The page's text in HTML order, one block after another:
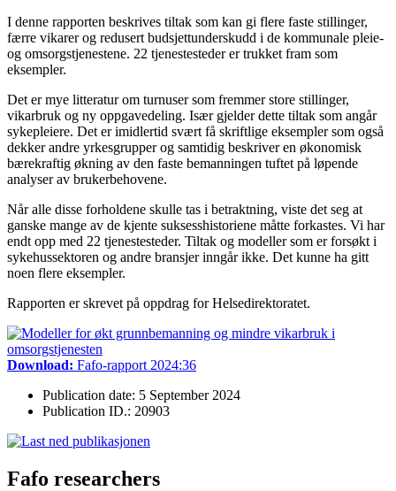
I denne rapporten beskrives tiltak som kan gi flere faste stillinger,
færre vikarer og redusert budsjettunderskudd i de kommunale pleie-
og omsorgstjenestene. 22 tjenestesteder er trukket fram som
eksempler.
Det er mye litteratur om turnuser som fremmer store stillinger,
vikarbruk og ny oppgavedeling. Især gjelder dette tiltak som angår
sykepleiere. Det er imidlertid svært få skriftlige eksempler som også
dekker andre yrkesgrupper og samtidig beskriver en økonomisk
bærekraftig økning av den faste bemanningen tuftet på løpende
analyser av brukerbehovene.
Når alle disse forholdene skulle tas i betraktning, viste det seg at
ganske mange av de kjente suksesshistoriene måtte forkastes. Vi har
endt opp med 22 tjenestesteder. Tiltak og modeller som er forsøkt i
sykehussektoren og andre bransjer inngår ikke. Det kunne ha gitt
noen flere eksempler.
Rapporten er skrevet på oppdrag for Helsedirektoratet.
Download: Fafo-rapport 2024:36
Publication date: 5 September 2024
Publication ID.: 20903
Fafo researchers